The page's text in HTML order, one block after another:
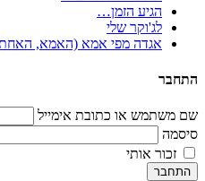
הגיע הזמן…
לג'וקר שלי
אגדה מפי אמא (האמא,
התחבר
שם משתמש או כתובת אימייל
סיסמה
זכור אותי
התחבר